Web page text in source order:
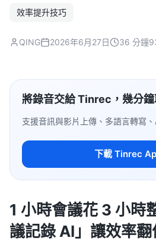
效率提升技巧
QING 2026年6月27日 36 分鐘
將錄音交給 Tinrec，幾分
支援音訊與影片上傳、多語言轉寫
下載 Tinrec
1 小時會議花 3 小時
議記錄 AI」讓效率翻